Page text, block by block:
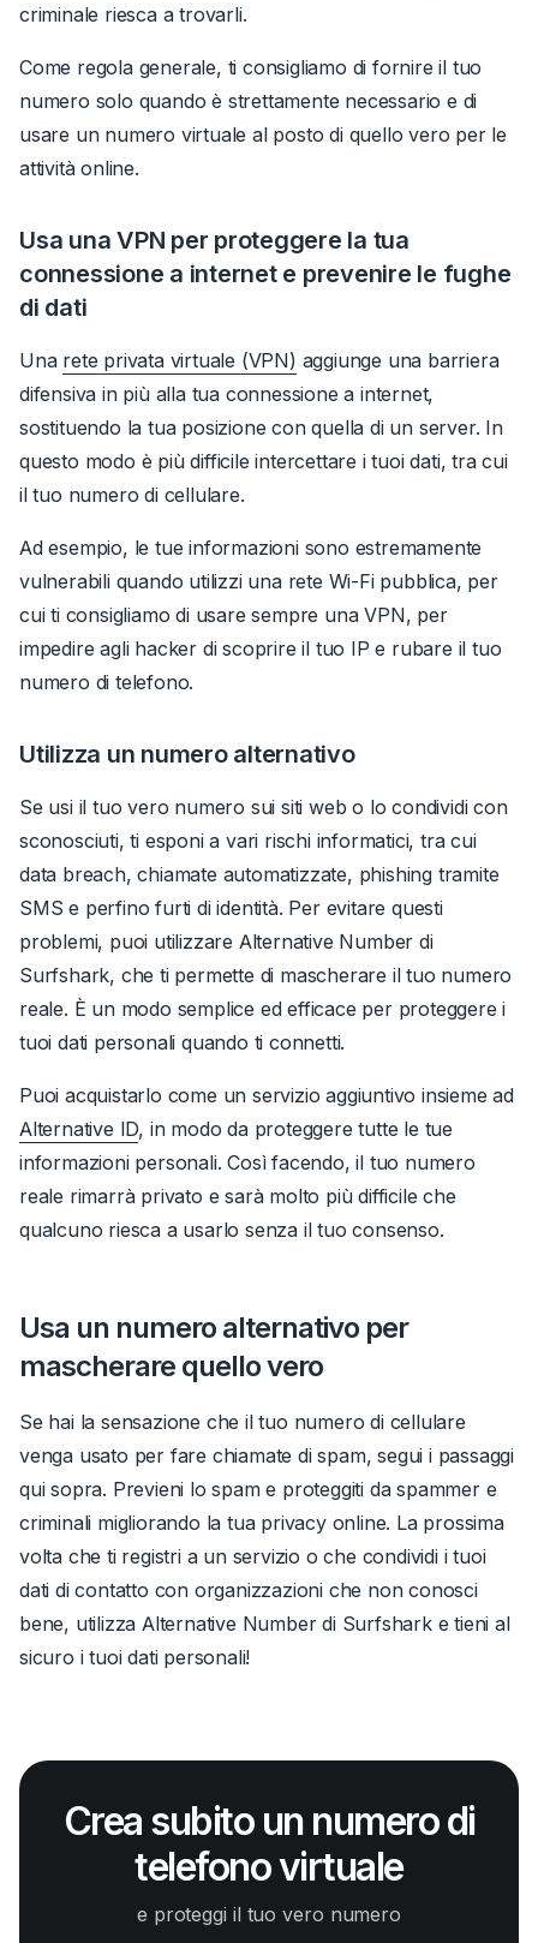
criminale riesca a trovarli.
Come regola generale, ti consigliamo di fornire il tuo
numero solo quando è strettamente necessario e di
usare un numero virtuale al posto di quello vero per le
attività online.
Usa una VPN per proteggere la tua
connessione a internet e prevenire le fughe
di dati
Una rete privata virtuale (VPN) aggiunge una barriera
difensiva in più alla tua connessione a internet,
sostituendo la tua posizione con quella di un server. In
questo modo è più difficile intercettare i tuoi dati, tra cui
il tuo numero di cellulare.
Ad esempio, le tue informazioni sono estremamente
vulnerabili quando utilizzi una rete Wi-Fi pubblica, per
cui ti consigliamo di usare sempre una VPN, per
impedire agli hacker di scoprire il tuo IP e rubare il tuo
numero di telefono.
Utilizza un numero alternativo
Se usi il tuo vero numero sui siti web o lo condividi con
sconosciuti, ti esponi a vari rischi informatici, tra cui
data breach, chiamate automatizzate, phishing tramite
SMS e perfino furti di identità. Per evitare questi
problemi, puoi utilizzare Alternative Number di
Surfshark, che ti permette di mascherare il tuo numero
reale. È un modo semplice ed efficace per proteggere i
tuoi dati personali quando ti connetti.
Puoi acquistarlo come un servizio aggiuntivo insieme ad
Alternative ID, in modo da proteggere tutte le tue
informazioni personali. Così facendo, il tuo numero
reale rimarrà privato e sarà molto più difficile che
qualcuno riesca a usarlo senza il tuo consenso.
Usa un numero alternativo per
mascherare quello vero
Se hai la sensazione che il tuo numero di cellulare
venga usato per fare chiamate di spam, segui i passaggi
qui sopra. Previeni lo spam e proteggiti da spammer e
criminali migliorando la tua privacy online. La prossima
volta che ti registri a un servizio o che condividi i tuoi
dati di contatto con organizzazioni che non conosci
bene, utilizza Alternative Number di Surfshark e tieni al
sicuro i tuoi dati personali!
Crea subito un numero di
telefono virtuale
e proteggi il tuo vero numero